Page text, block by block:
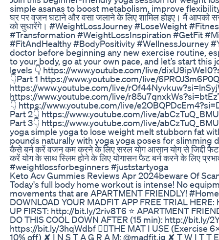
simple asanas to boost metabolism, improve
घर पर वजन घटाने और वसा जलाने के लिए शामिल होइए। मैं आपको
को सुधारेंगे। #WeightLossJourney #LoseWeight
#Transformation #WeightLossInspiration #GetFit
#FitAndHealthy #BodyPositivity #WellnessJourney
doctor before beginning any new exercise routine,
to your body, go at your own pace, and let’s start
levels 👇 https://www.youtube.com/live/
👇Part 1 https://www.youtube.com/live/
https://www.youtube.com/live/
https://www.youtube.com/live/
👇 https://www.youtube.com/live/
Part 2👇 https://www.youtube.com/live/
Part 3👇 https://www.youtube.com/live/
yoga simple yoga to lose weight melt stubborn fat
pounds naturally with yoga yoga poses for slimming
कैसे बर्न करें वजन कम करने के लिए सरल योग आसान योग से जिद्दी
करें योग के साथ स्लिम होने के लिए योगासन फैट बर्न करने के लिए
#weightlossforbeginners #juststartyoga
Keto Acv Gummies Reviews Apr 2024beware Of
Today's full body home workout is intense! No
movements that are APARTMENT FRIENDLY!
DOWNLOAD YOUR MADFIT APP FREE TRIAL
UP FIRST: http://bit.ly/2riv8T6 ⭐️ APARTMENT
DO THIS COOL DOWN AFTER (15 min): http://bit.ly/
https://bit.ly/3hqWdbf 👉🏼THE MAT I USE (Exercise
10% off) ✘ I N S T A G R A M: @madfit.ig ✘ T W I T T